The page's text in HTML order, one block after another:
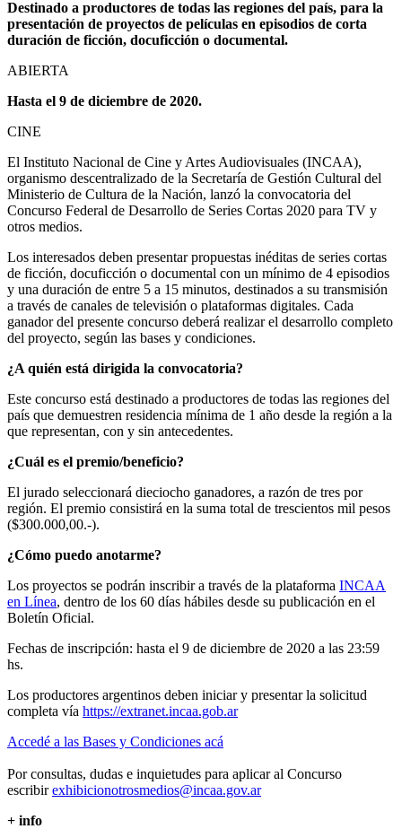
Destinado a productores de todas las regiones del país, para la
presentación de proyectos de películas en episodios de corta
duración de ficción, docuficción o documental.
ABIERTA
Hasta el 9 de diciembre de 2020.
CINE
El Instituto Nacional de Cine y Artes Audiovisuales (INCAA),
organismo descentralizado de la Secretaría de Gestión Cultural del
Ministerio de Cultura de la Nación, lanzó la convocatoria del
Concurso Federal de Desarrollo de Series Cortas 2020 para TV y
otros medios.
Los interesados deben presentar propuestas inéditas de series cortas
de ficción, docuficción o documental con un mínimo de 4 episodios
y una duración de entre 5 a 15 minutos, destinados a su transmisión
a través de canales de televisión o plataformas digitales. Cada
ganador del presente concurso deberá realizar el desarrollo completo
del proyecto, según las bases y condiciones.
¿A quién está dirigida la convocatoria?
Este concurso está destinado a productores de todas las regiones del
país que demuestren residencia mínima de 1 año desde la región a la
que representan, con y sin antecedentes.
¿Cuál es el premio/beneficio?
El jurado seleccionará dieciocho ganadores, a razón de tres por
región. El premio consistirá en la suma total de trescientos mil pesos
($300.000,00.-).
¿Cómo puedo anotarme?
Los proyectos se podrán inscribir a través de la plataforma INCAA
en Línea, dentro de los 60 días hábiles desde su publicación en el
Boletín Oficial.
Fechas de inscripción: hasta el 9 de diciembre de 2020 a las 23:59
hs.
Los productores argentinos deben iniciar y presentar la solicitud
completa vía https://extranet.incaa.gob.ar
Accedé a las Bases y Condiciones acá
Por consultas, dudas e inquietudes para aplicar al Concurso
escribirexhibicionotrosmedios@incaa.gov.ar
+ info